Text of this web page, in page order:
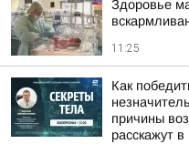
Здоровье
11:25
Как
причины
расскажут